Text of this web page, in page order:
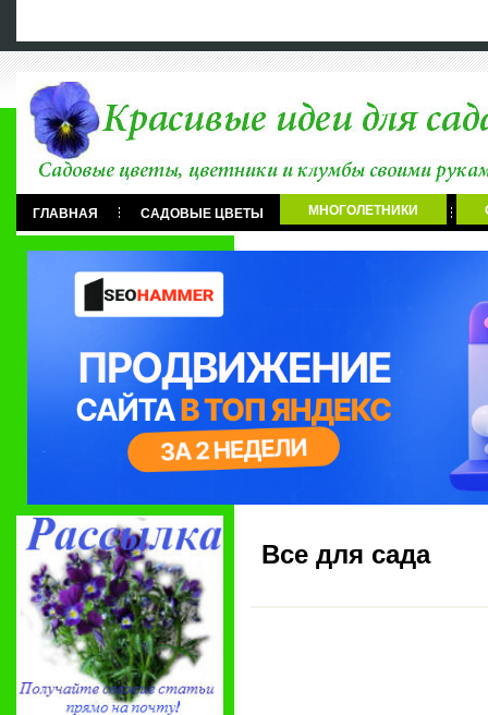
ГЛАВНАЯ САДОВЫЕ ЦВЕТЫ МНОГОЛЕТНИКИ
ДВУЛЕТНИКИ
ПО ПЕРИОДУ ЦВЕТЕНИЯ ВЕСЕННЕЦВЕТУЩИЕ
ПРОДОЛЖИТЕЛЬНОЦВЕТУЩИЕ
ЦВЕТЫ ПО ОКРАСКЕ
РОЗОВЫЕ ЦВЕТЫ
ЦВЕТНИКИ И ИДЕИ ВИДЫ И СТИЛИ
ИДЕИ ДЛЯ
ПРАВИЛА СОСТАВЛЕНИЯ
РАЗНОЕ
Все для сада